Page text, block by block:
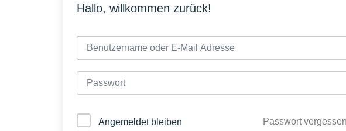
Hallo, willkommen zurück!
Angemeldet bleiben Passwort